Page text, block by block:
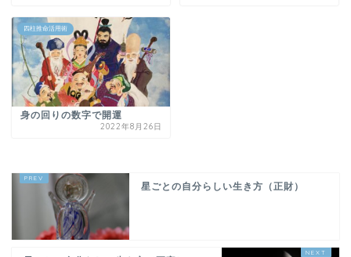
四柱推命活用術
身の回りの数字で開運
2022年8月26日
星ごとの自分らしい生き方（正財）